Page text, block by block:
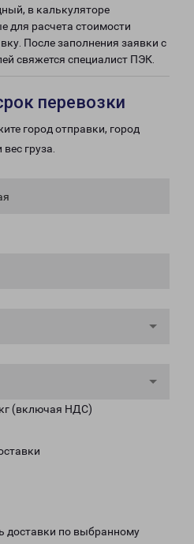
в калькуляторе
для расчета стоимости
После заполнения заявки с
свяжется специалист ПЭК.
перевозки
город отправки, город
груза.
(включая НДС)
доставки по выбранному